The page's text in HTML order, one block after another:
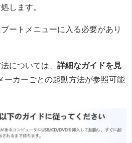
します。
ートメニューに入る必要があり
については、 詳細なガイドを見
ーカーごとの起動方法が参照可能